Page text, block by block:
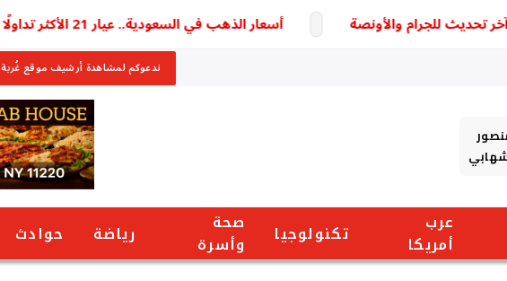
أسعار الذهب في السعودية.. عيار 21 الأكثر تداولًا وسط ترقب لتطورات السوق
ندعوكم لمشاهدة أرشيف موقع غُربة
عرب
أمريكا
تكنولوجيا
صحة
وأسرة
رياضة حوادث